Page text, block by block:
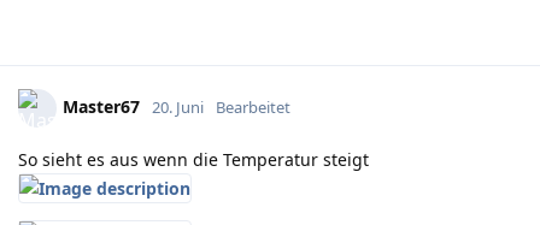
Master67 20. Juni Bearbeitet
So sieht es aus wenn die Temperatur steigt